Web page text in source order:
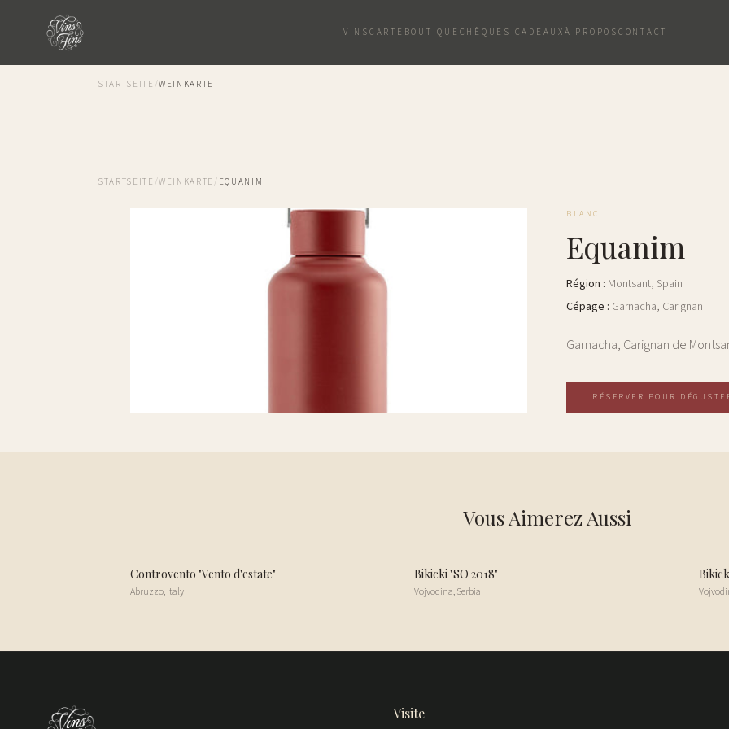
VINS CARTE BOUTIQUE CHÈQUES CADEAUX À PROPOS CONTACT
STARTSEITE /WEINKARTE
STARTSEITE /WEINKARTE/ EQUANIM
BLANC
Equanim
Région : Montsant, Spain
Cépage : Garnacha, Carignan
Garnacha, Carignan de
RÉSERVER POUR
Vous Aimerez Aussi
Controvento "Vento d'estate"
Abruzzo,Italy
Bikicki "SO 2018"
Vojvodina,Serbia
Visite